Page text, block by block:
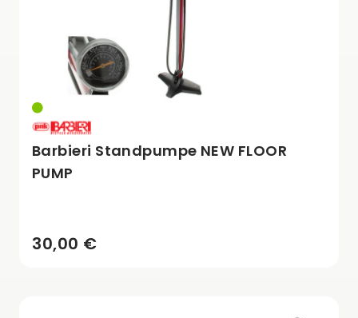
Barbieri Standpumpe NEW FLOOR
PUMP
30,00 €